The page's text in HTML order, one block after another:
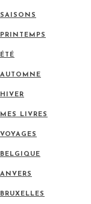
SAISONS
PRINTEMPS
ÉTÉ
AUTOMNE
HIVER
MES LIVRES
VOYAGES
BELGIQUE
ANVERS
BRUXELLES